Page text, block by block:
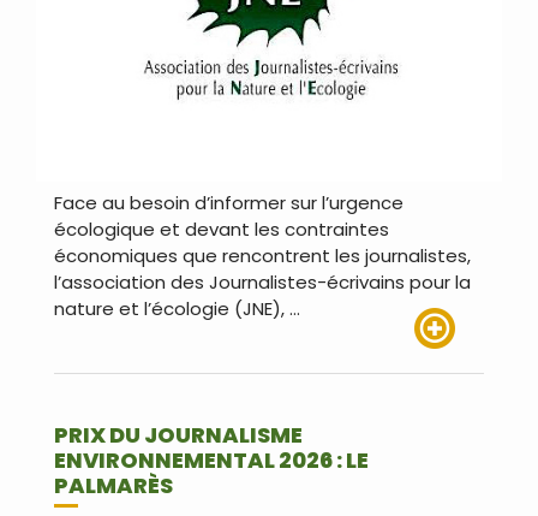
Face au besoin d’informer sur l’urgence
écologique et devant les contraintes
économiques que rencontrent les journalistes,
l’association des Journalistes-écrivains pour la
nature et l’écologie (JNE), …
PRIX DU JOURNALISME
ENVIRONNEMENTAL 2026 : LE
PALMARÈS